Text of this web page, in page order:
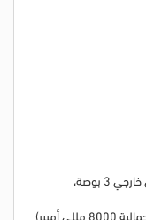
مواصفات السماعات: مضخم صوت مغناطيسي خارجي 3 بوصة،